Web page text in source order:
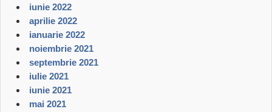
iunie 2022
aprilie 2022
ianuarie 2022
noiembrie 2021
septembrie 2021
iulie 2021
iunie 2021
mai 2021